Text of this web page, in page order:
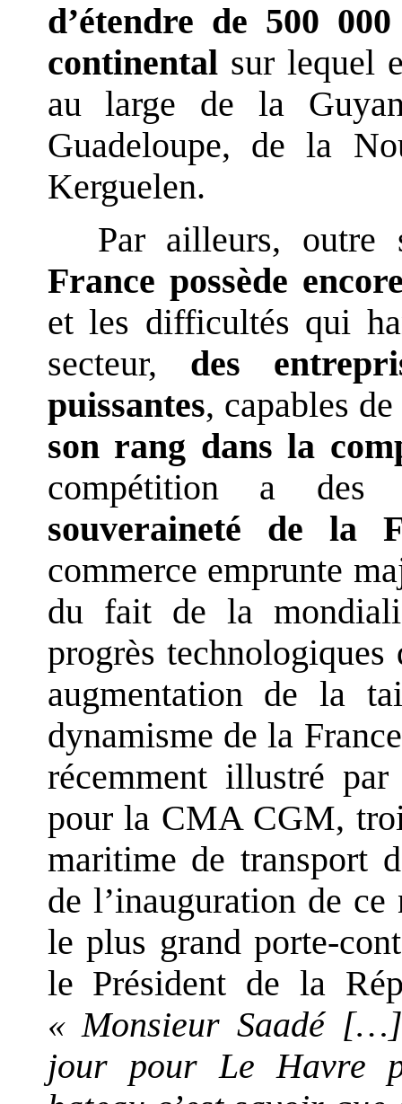
d’étendre de 500
continental sur lequel
au large de la
Guadeloupe, de la
Kerguelen.
Par ailleurs, outre
France possède
et les difficultés qui
secteur, des
puissantes, capables
son rang dans la
compétition a des
souveraineté de la
commerce emprunte
du fait de la
progrès
augmentation de la
dynamisme de la
récemment illustré
pour la CMA CGM,
maritime de transport
de l’inauguration de
le plus grand porte-
le Président de la
« Monsieur Saadé
jour pour Le Havre